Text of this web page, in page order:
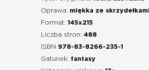
Oprawa: miękka ze skrzydełkami
Format: 145x215
Liczba stron: 488
ISBN 978-83-8266-235-1
Gatunek: fantasy